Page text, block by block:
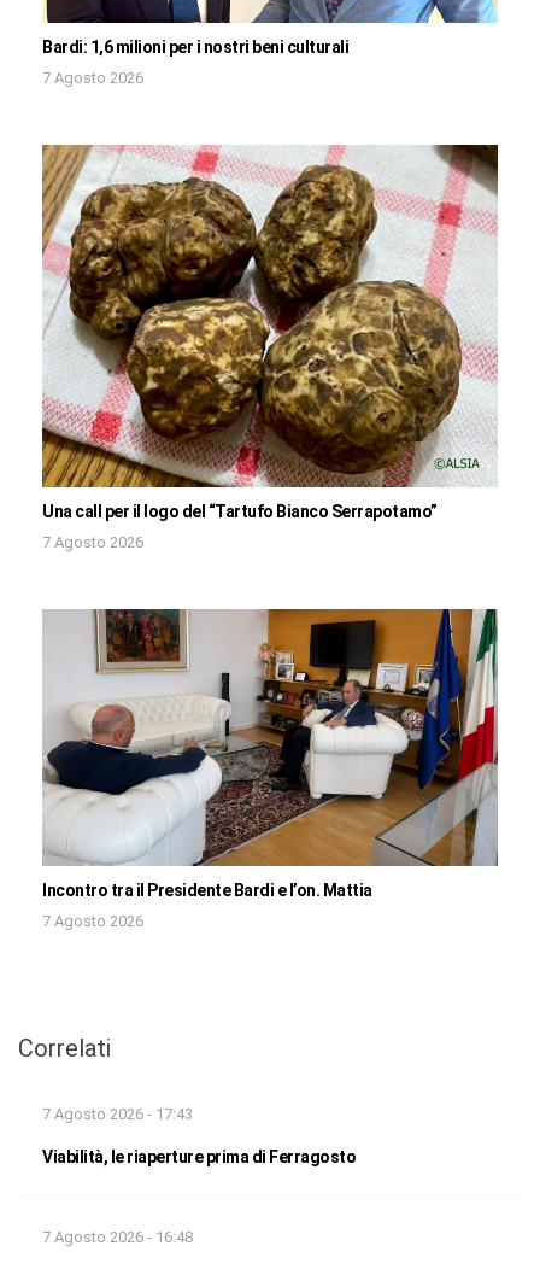
Bardi: 1,6 milioni per i nostri beni culturali
7 Agosto 2026
Una call per il logo del “Tartufo Bianco Serrapotamo”
7 Agosto 2026
Incontro tra il Presidente Bardi e l’on. Mattia
7 Agosto 2026
Correlati
7 Agosto 2026 - 17:43
Viabilità, le riaperture prima di Ferragosto
7 Agosto 2026 - 16:48